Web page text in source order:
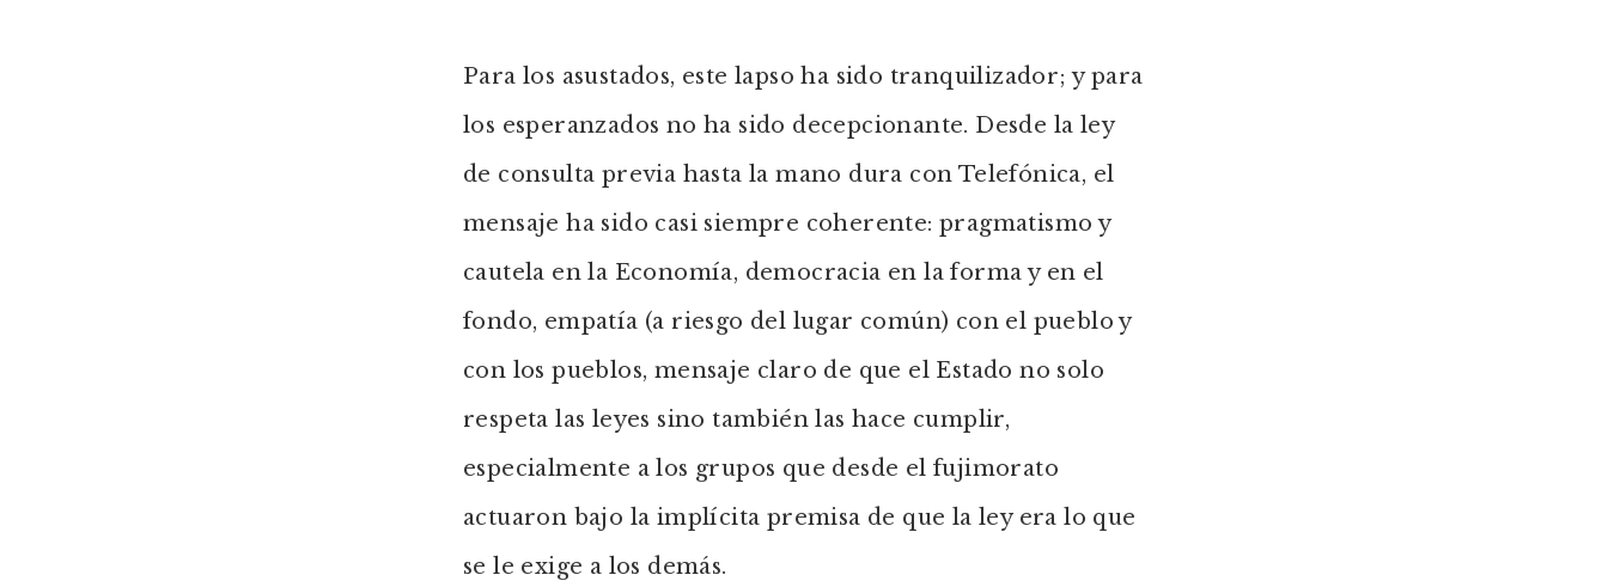
Para los asustados, este lapso ha sido tranquilizador; y para
los esperanzados no ha sido decepcionante. Desde la ley
de consulta previa hasta la mano dura con Telefónica, el
mensaje ha sido casi siempre coherente: pragmatismo y
cautela en la Economía, democracia en la forma y en el
fondo, empatía (a riesgo del lugar común) con el pueblo y
con los pueblos, mensaje claro de que el Estado no solo
respeta las leyes sino también las hace cumplir,
especialmente a los grupos que desde el fujimorato
actuaron bajo la implícita premisa de que la ley era lo que
se le exige a los demás.